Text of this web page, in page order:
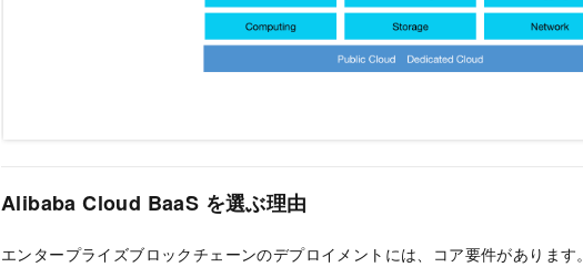
Alibaba Cloud BaaS を選ぶ理由
エンタープライズブロックチェーンのデプロイメントには、コア要件があります。